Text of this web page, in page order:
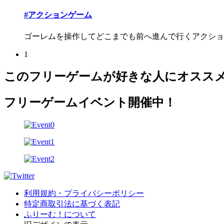
#アクションゲーム
ゴーレムを操作してどこまでも前へ進んで行くアクシ
1
このフリーゲームが好きな人にオスス
フリーゲームイベント開催中！
利用規約・プライバシーポリシー
特定商取引法に基づく表記
ふりーむ！について